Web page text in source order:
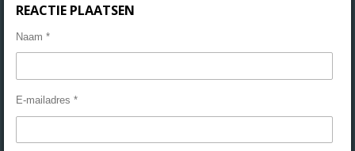
REACTIE PLAATSEN
Naam *
E-mailadres *